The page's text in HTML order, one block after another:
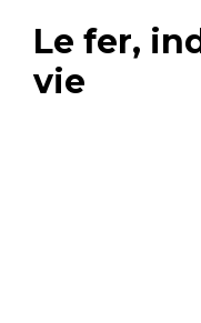
Le fer,
vie